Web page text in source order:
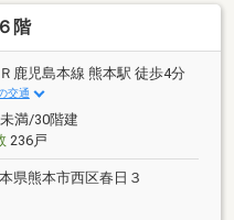
金計画・住宅ローンもワン
のお悩みに経験豊富な担
して次のステージへ進める
行います。▼お客様のペー
だ検討したい」「他の物
も、ご条件に合わせた物
マイホーム探しをしっか
：096-206-1230
階
Ｒ鹿児島本線 熊本駅 徒歩4分
交通
満/30階建
236戸
県熊本市西区春日３